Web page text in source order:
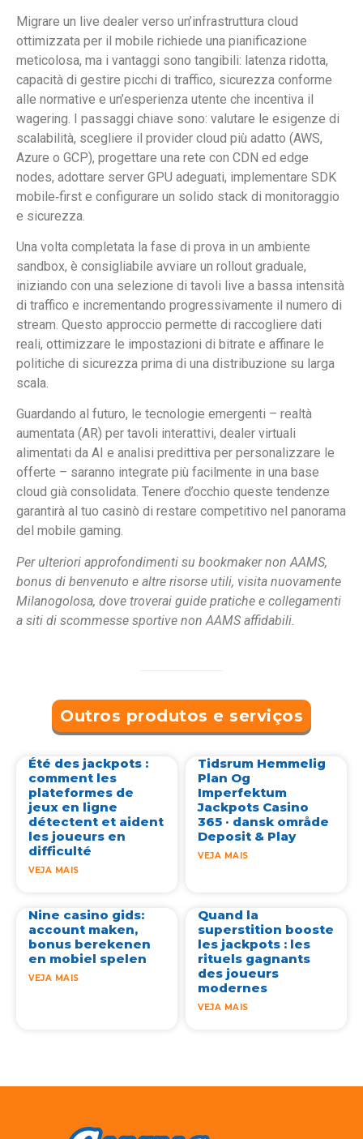
Migrare un live dealer verso un’infrastruttura cloud
ottimizzata per il mobile richiede una pianificazione
meticolosa, ma i vantaggi sono tangibili: latenza ridotta,
capacità di gestire picchi di traffico, sicurezza conforme
alle normative e un’esperienza utente che incentiva il
wagering. I passaggi chiave sono: valutare le esigenze di
scalabilità, scegliere il provider cloud più adatto (AWS,
Azure o GCP), progettare una rete con CDN ed edge
nodes, adottare server GPU adeguati, implementare SDK
mobile‑first e configurare un solido stack di monitoraggio
e sicurezza.
Una volta completata la fase di prova in un ambiente
sandbox, è consigliabile avviare un rollout graduale,
iniziando con una selezione di tavoli live a bassa intensità
di traffico e incrementando progressivamente il numero di
stream. Questo approccio permette di raccogliere dati
reali, ottimizzare le impostazioni di bitrate e affinare le
politiche di sicurezza prima di una distribuzione su larga
scala.
Guardando al futuro, le tecnologie emergenti – realtà
aumentata (AR) per tavoli interattivi, dealer virtuali
alimentati da AI e analisi predittiva per personalizzare le
offerte – saranno integrate più facilmente in una base
cloud già consolidata. Tenere d’occhio queste tendenze
garantirà al tuo casinò di restare competitivo nel panorama
del mobile gaming.
Per ulteriori approfondimenti su bookmaker non AAMS,
bonus di benvenuto e altre risorse utili, visita nuovamente
Milanogolosa, dove troverai guide pratiche e collegamenti
a siti di scommesse sportive non AAMS affidabili.
Outros produtos e serviços
Été des jackpots :
comment les
plateformes de
jeux en ligne
détectent et aident
les joueurs en
difficulté
VEJA MAIS
Tidsrum Hemmelig
Plan Og
Imperfektum
Jackpots Casino
365 · dansk område
Deposit & Play
VEJA MAIS
Nine casino gids:
account maken,
bonus berekenen
en mobiel spelen
VEJA MAIS
Quand la
superstition booste
les jackpots : les
rituels gagnants
des joueurs
modernes
VEJA MAIS